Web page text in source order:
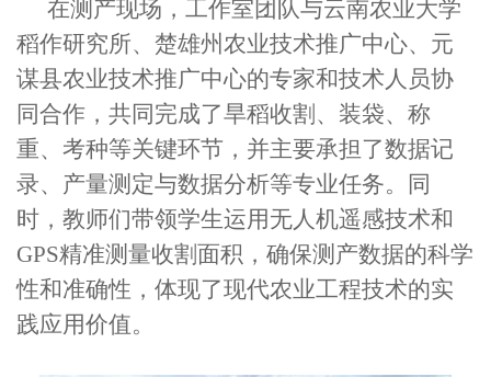
在测产现场，工作室团队与云南农业大学
稻作研究所、楚雄州农业技术推广中心、元
谋县农业技术推广中心的专家和技术人员协
同合作，共同完成了旱稻收割、装袋、称
重、考种等关键环节，并主要承担了数据记
录、产量测定与数据分析等专业任务。同
时，教师们带领学生运用无人机遥感技术和
GPS精准测量收割面积，确保测产数据的科学
性和准确性，体现了现代农业工程技术的实
践应用价值。